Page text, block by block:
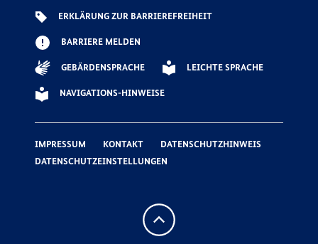
ERKLÄRUNG ZUR BARRIEREFREIHEIT
BARRIERE MELDEN
GEBÄRDENSPRACHE LEICHTE SPRACHE
NAVIGATIONS-HINWEISE
IMPRESSUM KONTAKT
DATENSCHUTZHINWEIS
DATENSCHUTZEINSTELLUNGEN
Nach
oben